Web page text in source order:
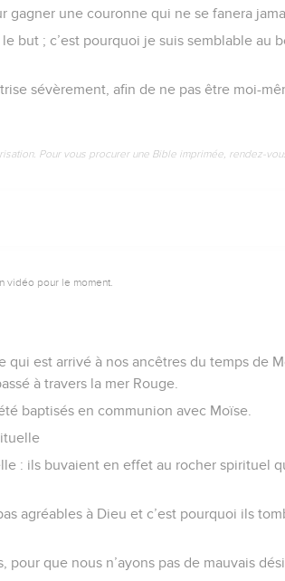
gagner une couronne qui ne se fanera
but ; c’est pourquoi je suis semblable au
sévèrement, afin de ne pas être moi-
Pour vous procurer une Bible imprimée, rendez-
vidéo pour le moment.
qui est arrivé à nos ancêtres du temps de
à travers la mer Rouge.
baptisés en communion avec Moïse.
: ils buvaient en effet au rocher spirituel
agréables à Dieu et c’est pourquoi ils
pour que nous n’ayons pas de mauvais